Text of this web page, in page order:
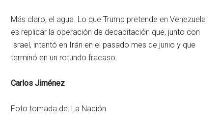
Más claro, el agua. Lo que Trump pretende en Venezuela
es replicar la operación de decapitación que, junto con
Israel, intentó en Irán en el pasado mes de junio y que
terminó en un rotundo fracaso.
Carlos Jiménez
Foto tomada de: La Nación